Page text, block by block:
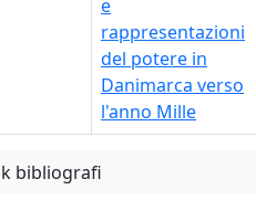
e
rappresentazioni
del potere in
Danimarca verso
l'anno Mille
Nästa
bibliografi